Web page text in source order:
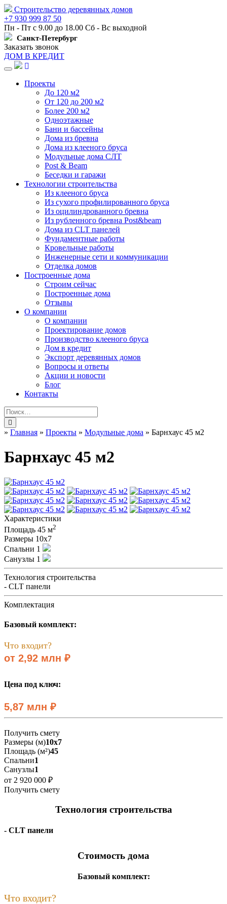
Строительство деревянных домов
+7 930 999 87 50
Пн - Пт с 9.00 до 18.00 Сб - Вс выходной
Санкт-Петербург
Заказать звонок
ДОМ В КРЕДИТ
Навигация
Проекты
До 120 м2
От 120 до 200 м2
Более 200 м2
Одноэтажные
Бани и бассейны
Дома из бревна
Дома из клееного бруса
Модульные дома СЛТ
Post & Beam
Беседки и гаражи
Технологии строительства
Из клееного бруса
Из сухого профилированного бруса
Из оцилиндрованного бревна
Из рубленного бревна Post&beam
Дома из CLT панелей
Фундаментные работы
Кровельные работы
Инженерные сети и коммуникации
Отделка домов
Построенные дома
Строим сейчас
Построенные дома
Отзывы
О компании
О компании
Проектирование домов
Производство клееного бруса
Дом в кредит
Экспорт деревянных домов
Вопросы и ответы
Акции и новости
Блог
Контакты
» Главная » Проекты » Модульные дома » Барнхаус 45 м2
Барнхаус 45 м2
Характеристики
Площадь 45 м2
Размеры 10х7
Спальни 1
Санузлы 1
Технология строительства
- CLT панели
Комплектация
Базовый комплект:
Что входит?
от 2,92 млн ₽
Цена под ключ:
5,87 млн ₽
Получить смету
Размеры (м)10х7
Площадь (м²)45
Спальни1
Санузлы1
от 2 920 000 ₽
Получить смету
Технология строительства
- CLT панели
Стоимость дома
Базовый комплект:
Что входит?